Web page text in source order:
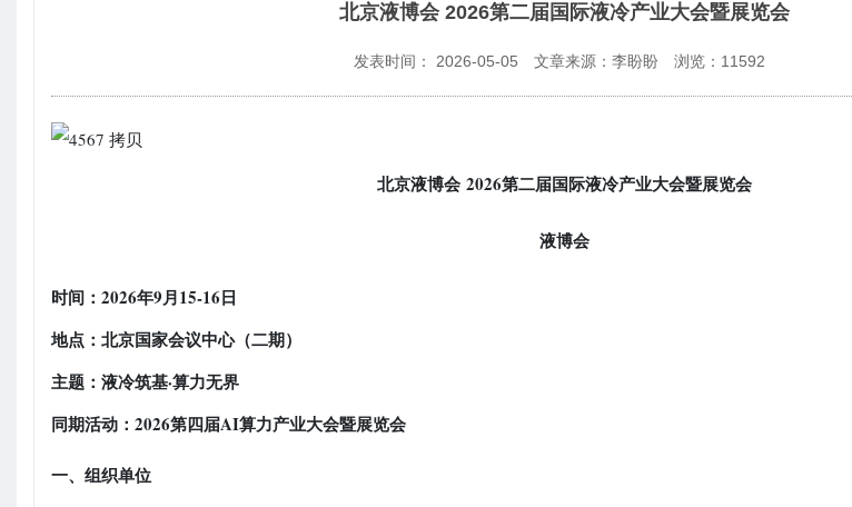
北京液博会 2026第二届国际液冷产业大会暨展览会
发表时间： 2026-05-05 文章来源：李盼盼 浏览： 11592
北京液博会 2026第二届国际液冷产业大会暨展览会
液博会
时间：2026年9月15-16日
地点：北京国家会议中心（二期）
主题：液冷筑基·算力无界
同期活动：2026第四届AI算力产业大会暨展览会
一、组织单位